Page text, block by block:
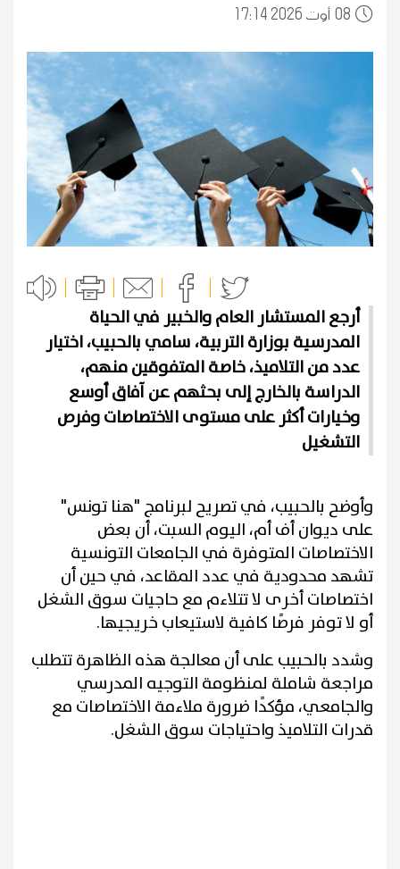
0817:14 2026 أوت
أرجع المستشار العام والخبير في الحياة
المدرسية بوزارة التربية، سامي بالحبيب، اختيار
عدد من التلاميذ، خاصة المتفوقين منهم،
الدراسة بالخارج إلى بحثهم عن آفاق أوسع
وخيارات أكثر على مستوى الاختصاصات وفرص
التشغيل
وأوضح بالحبيب، في تصريح لبرنامج "هنا تونس"
على ديوان أف أم، اليوم السبت، أن بعض
الاختصاصات المتوفرة في الجامعات التونسية
تشهد محدودية في عدد المقاعد، في حين أن
اختصاصات أخرى لا تتلاءم مع حاجيات سوق الشغل
أو لا توفر فرصًا كافية لاستيعاب خريجيها.
وشدد بالحبيب على أن معالجة هذه الظاهرة تتطلب
مراجعة شاملة لمنظومة التوجيه المدرسي
والجامعي، مؤكدًا ضرورة ملاءمة الاختصاصات مع
قدرات التلاميذ واحتياجات سوق الشغل.